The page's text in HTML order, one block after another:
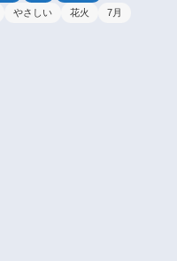
やさしい 花火
7月